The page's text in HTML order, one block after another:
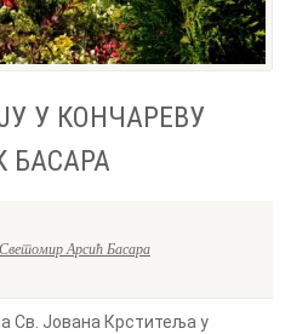
У КОНЧАРЕВУ
БАСАРА
Арсић Басара
Св. Јована Крститеља у